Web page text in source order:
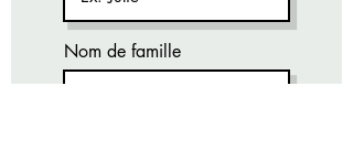
Nom de famille